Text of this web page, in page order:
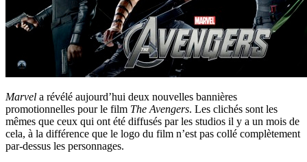
Marvel a révélé aujourd’hui deux nouvelles bannières
promotionnelles pour le film The Avengers. Les clichés sont les
mêmes que ceux qui ont été diffusés par les studios il y a un mois de
cela, à la différence que le logo du film n’est pas collé complètement
par-dessus les personnages.